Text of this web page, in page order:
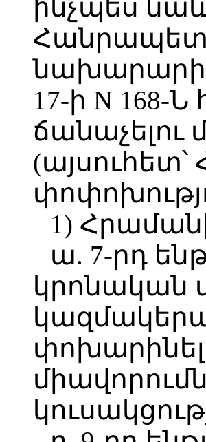
ինչպես
նախարարի
17-ի N 168-
ճանաչելու
1)
ա. 7-րդ
կրոնական